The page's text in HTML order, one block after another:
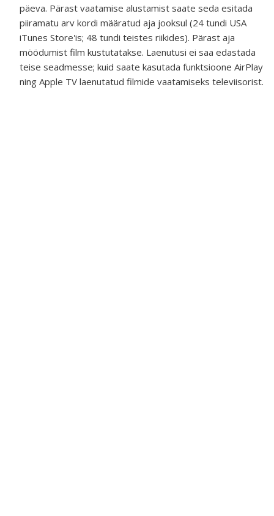
päeva. Pärast vaatamise alustamist saate seda esitada
piiramatu arv kordi määratud aja jooksul (24 tundi USA
iTunes Store'is; 48 tundi teistes riikides). Pärast aja
möödumist film kustutatakse. Laenutusi ei saa edastada
teise seadmesse; kuid saate kasutada funktsioone AirPlay
ning Apple TV laenutatud filmide vaatamiseks televiisorist.